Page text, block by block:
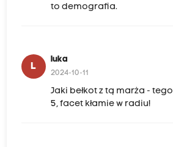
to demografia.
L
luka
2024-10-11
Jaki bełkot z tą marża -
5, facet kłamie w radiu!